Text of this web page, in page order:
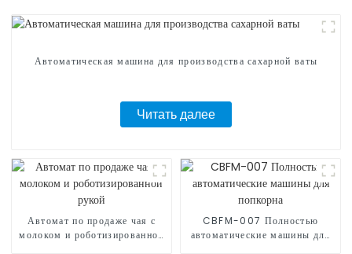
Автоматическая машина для производства сахарной ваты
Читать далее
Автомат по продаже чая с
молоком и роботизированной
CBFM-007 Полностью
автоматические машины для